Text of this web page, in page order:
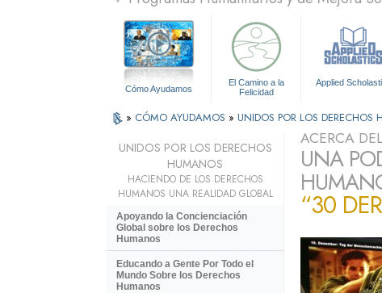
Cómo Ayudamos
El Camino a la
Felicidad
Applied
» CÓMO AYUDAMOS » UNIDOS POR LOS DERECHOS
ACERCA
UNA
“30
UNIDOS POR LOS DERECHOS
HUMANOS
HACIENDO DE LOS DERECHOS
HUMANOS UNA REALIDAD GLOBAL
Apoyando la Concienciación
Global sobre los Derechos
Humanos
Educando a Gente Por Todo el
Mundo Sobre los Derechos
Humanos